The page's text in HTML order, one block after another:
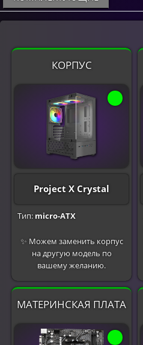
КОРПУС
Project X Crystal
Тип: micro-ATX
✨ Можем заменить корпус
на другую модель по
вашему желанию.
МАТЕРИНСКАЯ ПЛАТА